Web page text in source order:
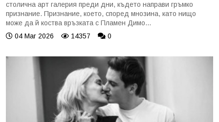
столична арт галерия преди дни, където направи гръмко
признание. Признание, което, според мнозина, като нищо
може да й коства връзката с Пламен Димо...
04 Mar 2026
14357 0